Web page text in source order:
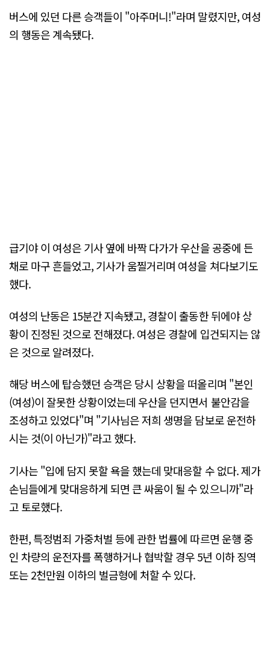
버스에 있던 다른 승객들이 "아주머니!"라며 말렸지만, 여성
의 행동은 계속됐다.
급기야 이 여성은 기사 옆에 바짝 다가가 우산을 공중에 든
채로 마구 흔들었고, 기사가 움찔거리며 여성을 쳐다보기도
했다.
여성의 난동은 15분간 지속됐고, 경찰이 출동한 뒤에야 상
황이 진정된 것으로 전해졌다. 여성은 경찰에 입건되지는 않
은 것으로 알려졌다.
해당 버스에 탑승했던 승객은 당시 상황을 떠올리며 "본인
(여성)이 잘못한 상황이었는데 우산을 던지면서 불안감을
조성하고 있었다"며 "기사님은 저희 생명을 담보로 운전하
시는 것(이 아닌가)"라고 했다.
기사는 "입에 담지 못할 욕을 했는데 맞대응할 수 없다. 제가
손님들에게 맞대응하게 되면 큰 싸움이 될 수 있으니까"라
고 토로했다.
한편, 특정범죄 가중처벌 등에 관한 법률에 따르면 운행 중
인 차량의 운전자를 폭행하거나 협박할 경우 5년 이하 징역
또는 2천만원 이하의 벌금형에 처할 수 있다.